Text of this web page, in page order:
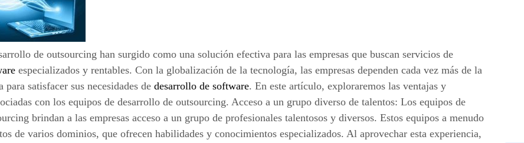
de outsourcing han surgido como una solución efectiva para las empresas que buscan servicios de
especializados y rentables. Con la globalización de la tecnología, las empresas dependen cada vez más de la
para satisfacer sus necesidades dedesarrollo de software. En este artículo, exploraremos las ventajas y
con los equipos de desarrollo de outsourcing. Acceso a un grupo diverso de talentos: Los equipos de
brindan a las empresas acceso a un grupo de profesionales talentosos y diversos. Estos equipos a menudo
de varios dominios, que ofrecen habilidades y conocimientos especializados. Al aprovechar esta experiencia,